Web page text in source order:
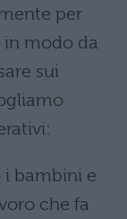
per
modo da
sui
i bambini e
che fa